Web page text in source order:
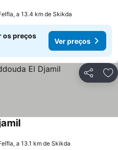
a 13.4 km de Skikda
os preços
Ver preços
Partilhar
a 13.1 km de Skikda